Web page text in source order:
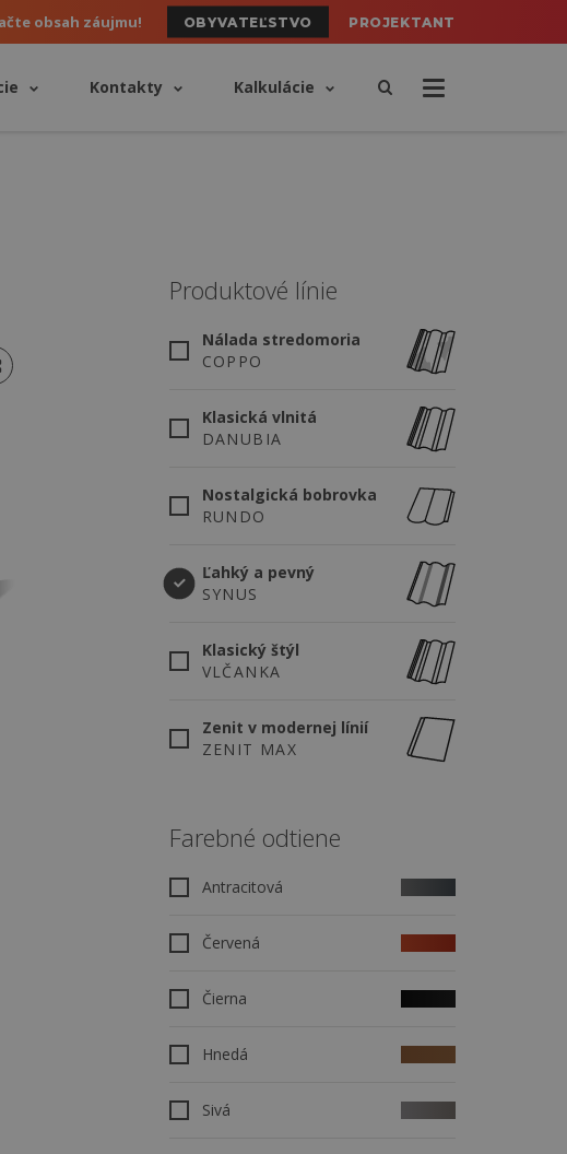
obsah záujmu! OBYVATEĽSTVO PROJEKTANT
Kontakty Kalkulácie
Produktové línie
Nálada stredomoria
COPPO
Klasická vlnitá
DANUBIA
Nostalgická bobrovka
RUNDO
Ľahký a pevný
SYNUS
Klasický štýl
VLČANKA
Zenit v modernej línií
ZENIT MAX
Farebné odtiene
Antracitová
Červená
Čierna
Hnedá
Sivá